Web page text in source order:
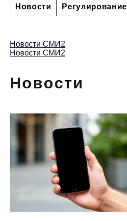
Новости Регулирование
Новости СМИ2
Новости СМИ2
Новости